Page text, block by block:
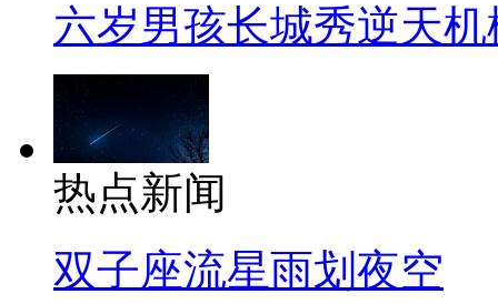
六岁男孩长城秀逆天机
热点新闻
双子座流星雨划夜空